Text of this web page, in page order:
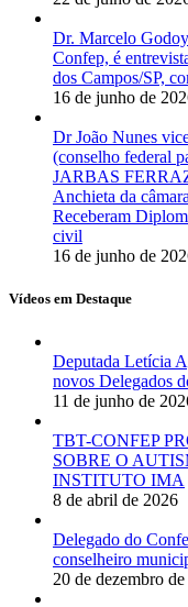
Dr. Marcelo
Confep, é
dos Campos/SP,
16 de junho de
Dr João Nunes
(conselho federal
JARBAS
Anchieta da
Receberam
civil
16 de junho de
Vídeos em Destaque
Deputada Letícia
novos Delegados
11 de junho de
TBT-CONFEP
SOBRE O
INSTITUTO IMA
8 de abril de 2026
Delegado do
conselheiro
20 de dezembro